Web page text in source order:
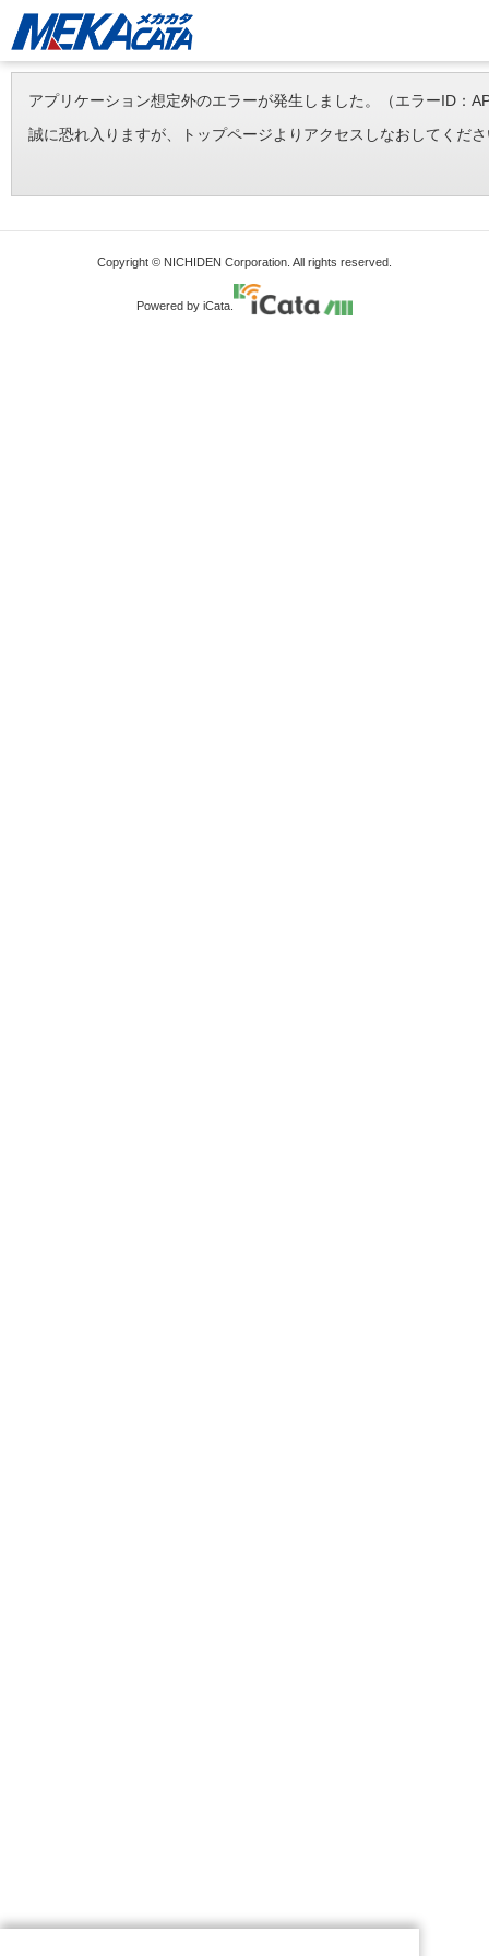
アプリケーション想定外のエラーが発生しました。（エラーID：
誠に恐れ入りますが、トップページよりアクセスしなおしてくだ
Copyright © NICHIDEN Corporation. All rights reserved.
Powered by iCata.